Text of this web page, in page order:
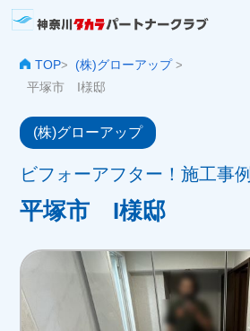
TOP> (株)グローアップ>
平塚市 I様邸
(株)グローアップ
ビフォーアフター！施工事例
平塚市 I様邸